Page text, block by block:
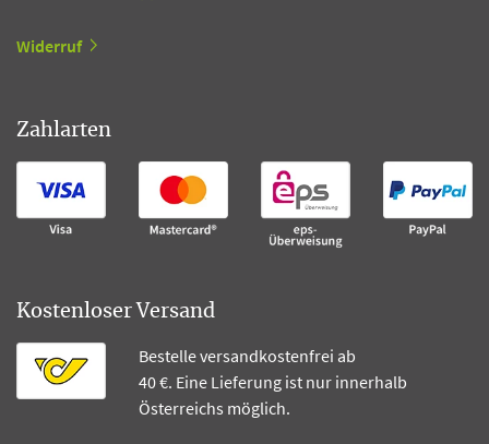
Widerruf
Zahlarten
Kostenloser Versand
Bestelle versandkostenfrei ab
40 €. Eine Lieferung ist nur innerhalb
Österreichs möglich.